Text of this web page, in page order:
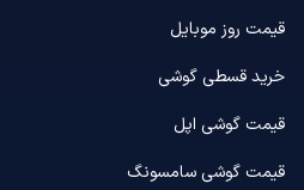
قیمت روز موبایل
خرید قسطی گوشی
قیمت گوشی اپل
قیمت گوشی سامسونگ